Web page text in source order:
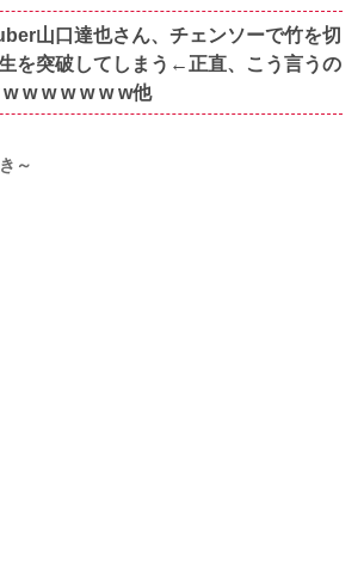
山口達也さん、チェンソーで竹を切
を突破してしまう←正直、こう言うの
w w w w w w他
～